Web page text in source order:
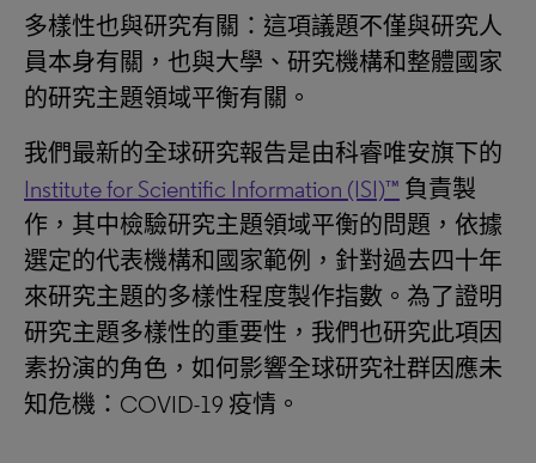
多樣性也與研究有關：這項議題不僅與研究人
員本身有關，也與大學、研究機構和整體國家
的研究主題領域平衡有關。
我們最新的全球研究報告是由科睿唯安旗下的
Institute for Scientific Information (ISI)™ 負責製
作，其中檢驗研究主題領域平衡的問題，依據
選定的代表機構和國家範例，針對過去四十年
來研究主題的多樣性程度製作指數。為了證明
研究主題多樣性的重要性，我們也研究此項因
素扮演的角色，如何影響全球研究社群因應未
知危機：COVID-19 疫情。